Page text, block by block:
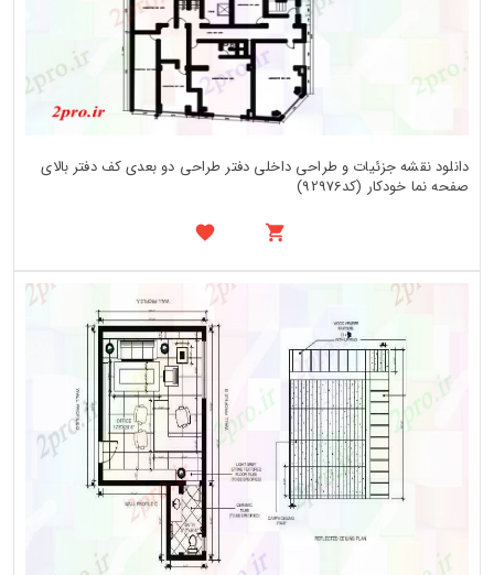
دانلود نقشه جزئیات و طراحی داخلی دفتر طراحی دو بعدی کف دفتر بالای
صفحه نما خودکار (کد92976)